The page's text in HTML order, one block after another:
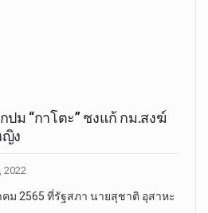
ม “กาโตะ” ชงแก้ กม.สงฆ์
ญิง
2022
ม 2565 ที่รัฐสภา นายสุชาติ อุสาหะ